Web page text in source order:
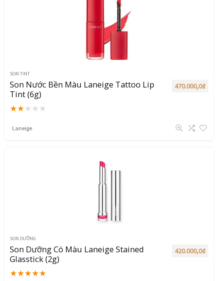
SON TINT
Son Nước Bền Màu Laneige Tattoo Lip
Tint (6g)
★★★ ★ ★
470.000,0₫
Laneige
SON DƯỠNG
Son Dưỡng Có Màu Laneige Stained
Glasstick (2g)
★★★★★
420.000,0₫